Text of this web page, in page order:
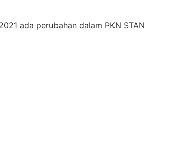
ada perubahan dalam PKN STAN